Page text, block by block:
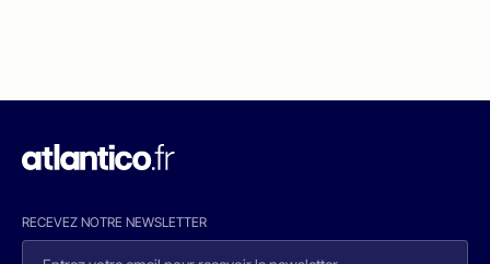
RECEVEZ NOTRE NEWSLETTER